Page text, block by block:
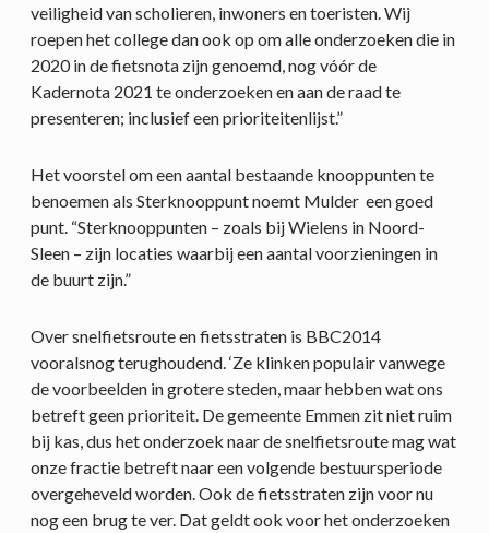
veiligheid van scholieren, inwoners en toeristen. Wij
roepen het college dan ook op om alle onderzoeken die in
2020 in de fietsnota zijn genoemd, nog vóór de
Kadernota 2021 te onderzoeken en aan de raad te
presenteren; inclusief een prioriteitenlijst.”
Het voorstel om een aantal bestaande knooppunten te
benoemen als Sterknooppunt noemt Mulder een goed
punt. “Sterknooppunten – zoals bij Wielens in Noord-
Sleen – zijn locaties waarbij een aantal voorzieningen in
de buurt zijn.”
Over snelfietsroute en fietsstraten is BBC2014
vooralsnog terughoudend. ‘Ze klinken populair vanwege
de voorbeelden in grotere steden, maar hebben wat ons
betreft geen prioriteit. De gemeente Emmen zit niet ruim
bij kas, dus het onderzoek naar de snelfietsroute mag wat
onze fractie betreft naar een volgende bestuursperiode
overgeheveld worden. Ook de fietsstraten zijn voor nu
nog een brug te ver. Dat geldt ook voor het onderzoeken